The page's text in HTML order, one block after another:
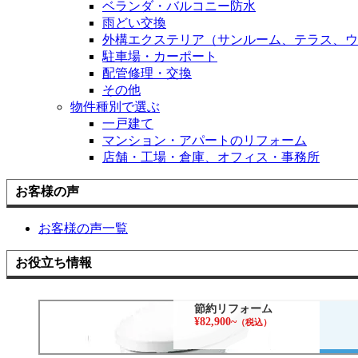
ベランダ・バルコニー防水
雨どい交換
外構エクステリア（サンルーム、テラス、ウ
駐車場・カーポート
配管修理・交換
その他
物件種別で選ぶ
一戸建て
マンション・アパートのリフォーム
店舗・工場・倉庫、オフィス・事務所
お客様の声
お客様の声一覧
お役立ち情報
節約リフォーム
¥82,900~（税込）